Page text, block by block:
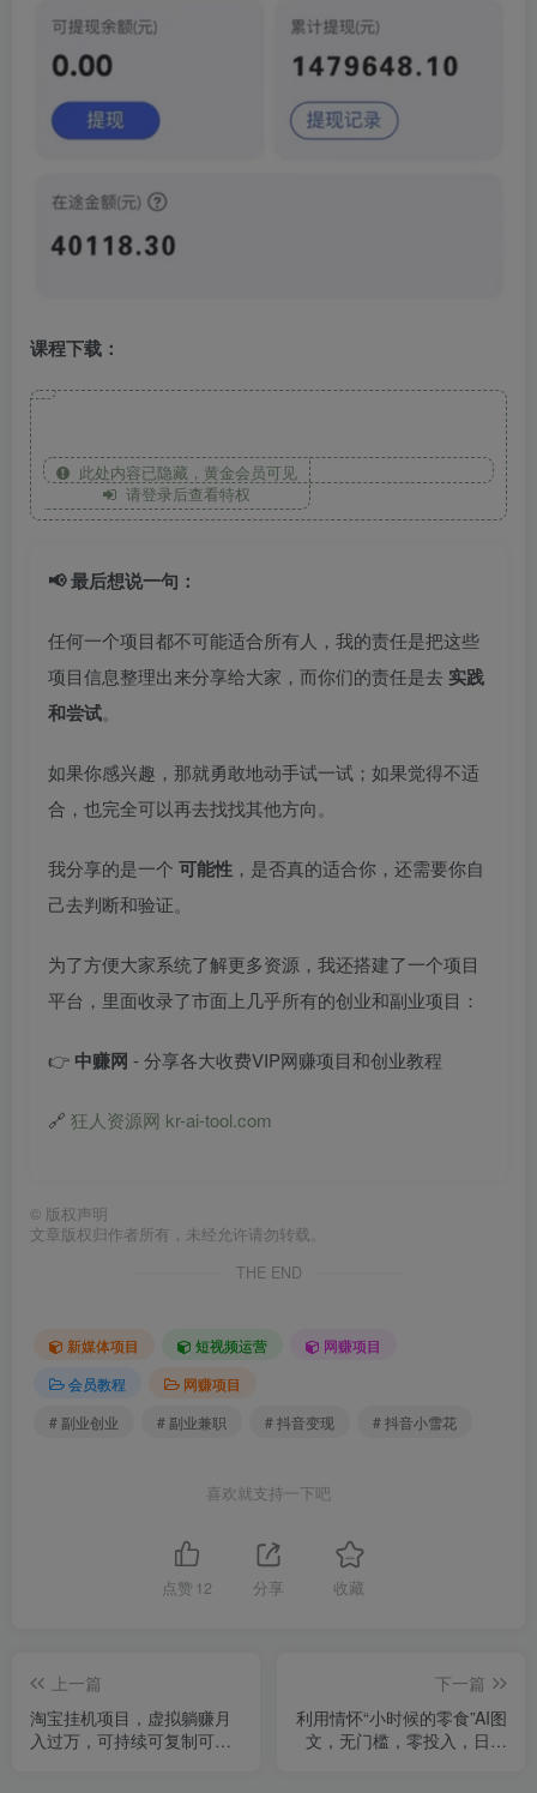
课程下载：
此处内容已隐藏，黄金会员可见
请登录后查看特权
📢 最后想说一句：
任何一个项目都不可能适合所有人，我的责任是把这些
项目信息整理出来分享给大家，而你们的责任是去 实践
和尝试。
如果你感兴趣，那就勇敢地动手试一试；如果觉得不适
合，也完全可以再去找找其他方向。
我分享的是一个 可能性 ，是否真的适合你，还需要你自
己去判断和验证。
为了方便大家系统了解更多资源，我还搭建了一个项目
平台，里面收录了市面上几乎所有的创业和副业项目：
👉 中赚网 - 分享各大收费VIP网赚项目和创业教程
🔗 狂人资源网 kr-ai-tool.com
© 版权声明
文章版权归作者所有，未经允许请勿转载。
THE END
新媒体项目 短视频运营
网赚项目
会员教程
网赚项目
# 副业创业
# 副业兼职 # 抖音变现 # 抖音小雪花
喜欢就支持一下吧
点赞 12 分享 收藏
上一篇
淘宝挂机项目，虚拟躺赚月
入过万，可持续可复制可放
下一篇
利用情怀“小时候的零食”AI图
文，无门槛，零投入，日入